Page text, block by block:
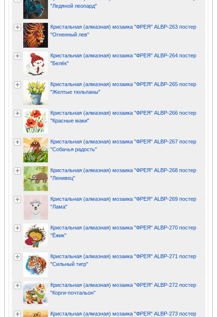
"Ледяной леопард"
Кристальная (алмазная) мозаика "ФРЕЯ" ALBP-263 постер
"Огненный лев"
Кристальная (алмазная) мозаика "ФРЕЯ" ALBP-264 постер
"Белёк"
Кристальная (алмазная) мозаика "ФРЕЯ" ALBP-265 постер
"Желтые тюльпаны"
Кристальная (алмазная) мозаика "ФРЕЯ" ALBP-266 постер
"Красные маки"
Кристальная (алмазная) мозаика "ФРЕЯ" ALBP-267 постер
"Собачья радость"
Кристальная (алмазная) мозаика "ФРЕЯ" ALBP-268 постер
"Ленивец"
Кристальная (алмазная) мозаика "ФРЕЯ" ALBP-269 постер
"Лама"
Кристальная (алмазная) мозаика "ФРЕЯ" ALBP-270 постер
"Ёжик"
Кристальная (алмазная) мозаика "ФРЕЯ" ALBP-271 постер
"Сильный тигр"
Кристальная (алмазная) мозаика "ФРЕЯ" ALBP-272 постер
"Корги-почтальон"
Кристальная (алмазная) мозаика "ФРЕЯ" ALBP-273 постер